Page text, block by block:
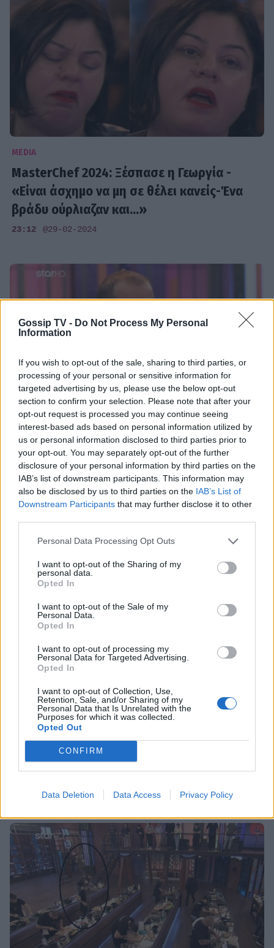
Gossip TV - Do Not Process My Personal
Information
If you wish to opt-out of the sale, sharing to third parties, or
processing of your personal or sensitive information for
targeted advertising by us, please use the below opt-out
section to confirm your selection. Please note that after your
opt-out request is processed you may continue seeing
interest-based ads based on personal information utilized by
us or personal information disclosed to third parties prior to
your opt-out. You may separately opt-out of the further
disclosure of your personal information by third parties on the
IAB’s list of downstream participants. This information may
also be disclosed by us to third parties on the IAB’s List of
Downstream Participants that may further disclose it to other
Personal Data Processing Opt Outs
I want to opt-out of the Sharing of my
personal data.
Opted In
I want to opt-out of the Sale of my
Personal Data.
Opted In
I want to opt-out of processing my
Personal Data for Targeted Advertising.
Opted In
I want to opt-out of Collection, Use,
Retention, Sale, and/or Sharing of my
Personal Data that Is Unrelated with the
Purposes for which it was collected.
Opted Out
CONFIRM
Data Deletion Data Access Privacy Policy
MEDIA
MasterChef 2024: Ξέσπασε η Γεωργία -
«Είναι άσχημο να μη σε θέλει κανείς-Ένα
βράδυ ούρλιαζαν και...»
23:12 @29-02-2024
MEDIA
MasterChef 2024: «Η Γεωργία είναι
γεννημένη θανάσιμη πεθερά» - Οι
δηλώσεις που έκαναν πάταγο στο Χ
22:25 @29-02-2024
MasterChef 2024: Το σοβαρό λάθος το
βρήκε ο Κοντιζάς μέσα στο πιάτο - Ποιος
παίκτης αποχώρησε;